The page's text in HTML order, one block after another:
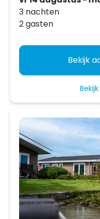
3 nachten
2 gasten
Bekijk